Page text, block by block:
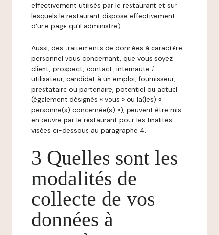
effectivement utilisés par le restaurant et sur
lesquels le restaurant dispose effectivement
d'une page qu'il administre).
Aussi, des traitements de données à caractère
personnel vous concernant, que vous soyez
client, prospect, contact, internaute /
utilisateur, candidat à un emploi, fournisseur,
prestataire ou partenaire, potentiel ou actuel
(également désignés « vous » ou la(les) «
personne(s) concernée(s) »), peuvent être mis
en œuvre par le restaurant pour les finalités
visées ci-dessous au paragraphe 4.
3 Quelles sont les
modalités de
collecte de vos
données à